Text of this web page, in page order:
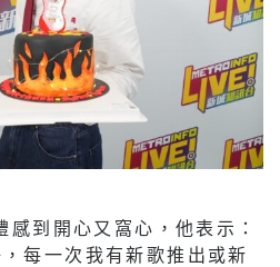
到開心又窩心，他表示：
每一次我有新歌推出或新